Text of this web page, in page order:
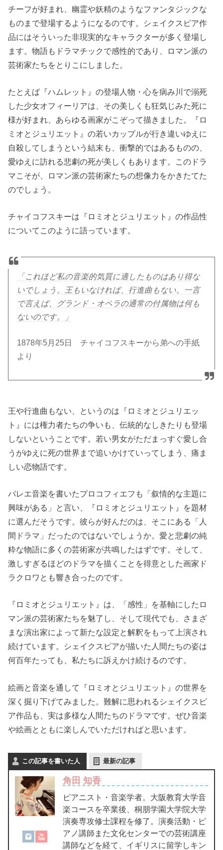
チーフが好まれ、幽霊や妖精のようなファンタジックな
ものまで登場するようになるのです。シェイクスピア作
品にはそういった非現実的なキャラクターが多く登場し
ます。物語もドラマチックで感性的であり、ロマン派の
芸術家たちをとりこにしました。
たとえば『ハムレット』の登場人物・心を病み川で溺死
した少女オフィーリアは、その美しくも狂気じみた死に
様が好まれ、あらゆる画家がこぞって描きました。『ロ
ミオとジュリエット』の若いカップルが行き違いゆえに
自殺してしまうという結末も、衝撃的ではあるものの、
愛ゆえに訪れる悲劇の死が美しくもあります。このドラ
マこそが、ロマン派の芸術家たちの想像力をかきたてた
のでしょう。
チャイコフスキーは『ロミオとジュリエット』の作品性
についてこのように語っています。
「これほど私の音楽的気質に適したものはあり得な
いでしょう。王もいなければ、行進曲もない。一言
で言えば、グランド・オペラの通常の付属物は何も
ないのです。」
1878年5月25日 チャイコフスキーから弟への手紙
より
王や行進曲もない、というのは『ロミオとジュリエッ
ト』には権力者たちの争いも、伝統的なしきたりも登場
しないということです。若い男女がただまっすぐ愛し合
うがゆえに死の世界まで追いかけていってしまう、痛ま
しい恋物語です。
バレエ音楽を書いたプロコフィエフも「叙情的な主題に
興味がある」と言い、『ロミオとジュリエット』を題材
に選んだそうです。彼らが好んだのは、そこにある「人
間ドラマ」だったのではないでしょうか。愛と悲劇の純
粋な物語に多くの芸術家が共鳴したはずです。そして、
激しすぎるほどのドラマを描くことを得意とした画家ド
ラクロワとも響き合ったのです。
『ロミオとジュリエット』は、「感性」を基軸にしたロ
マン派の芸術家たちを魅了し、そして現代でも、さまざ
まな演出家によって新たな設定と解釈をもって上演され
続けています。シェイクスピアが描いた人間たちの姿は
何百年たっても、私たちに訴えかけ続けるのです。
絵画と音楽を通して『ロミオとジュリエット』の世界を
深く掘り下げてみました。難解に思われるシェイクスピ
ア作品も、実は多様な人間たちのドラマです。ぜひ音楽
や絵画とともに楽しんでいただければと思います。
この記事を書いた人 最新の記事
角田 知香
ピアニスト・音楽学者。大阪教育大学音
楽コースを卒業後、桐朋学園大学院大学
演奏専攻修士課程を修了。演奏活動・ピ
アノ講師また文化センターでの芸術講座
講師などを経て、イギリスに留学しキン